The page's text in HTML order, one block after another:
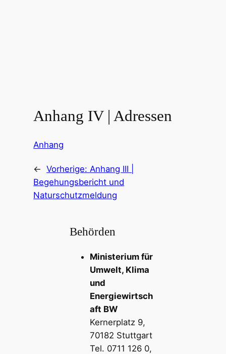
Anhang IV | Adressen
Anhang
← Vorherige: Anhang III |
Begehungsbericht und
Naturschutzmeldung
Behörden
Ministerium für
Umwelt, Klima
und
Energiewirtsch
aft BW
Kernerplatz 9,
70182 Stuttgart
Tel. 0711 126 0,